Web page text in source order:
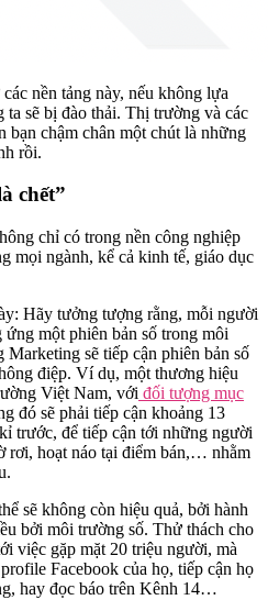
nền tảng này, nếu không lựa
ta sẽ bị đào thải. Thị trường và các
bạn chậm chân một chút là những
rồi.
chết”
chỉ có trong nền công nghiệp
mọi ngành, kể cả kinh tế, giáo dục
Hãy tưởng tượng rằng, mỗi người
một phiên bản số trong môi
sẽ tiếp cận phiên bản số
điệp. Ví dụ, một thương hiệu
Việt Nam, với đối tượng mục
đó sẽ phải tiếp cận khoảng 13
trước, để tiếp cận tới những người
rơi, hoạt náo tại điểm bán,… nhằm
sẽ không còn hiệu quả, bởi hành
bởi môi trường số. Thử thách cho
việc gặp mặt 20 triệu người, mà
Facebook của họ, tiếp cận họ
hay đọc báo trên Kênh 14…